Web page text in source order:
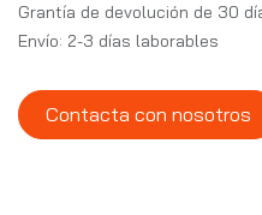
Grantía de devolución de 30
Envío: 2-3 días laborables
Contacta con nosotros